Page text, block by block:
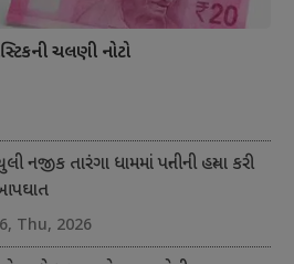
ચલણી નોટો
નજીક તારંગા ધામમાં પત્નીની હત્યા કરી
Thu, 2026